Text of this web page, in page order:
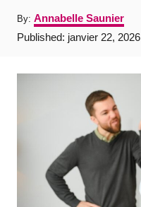
By: A
u
t
o
Annabelle Saunier
P
Published: janvier 22, 2026